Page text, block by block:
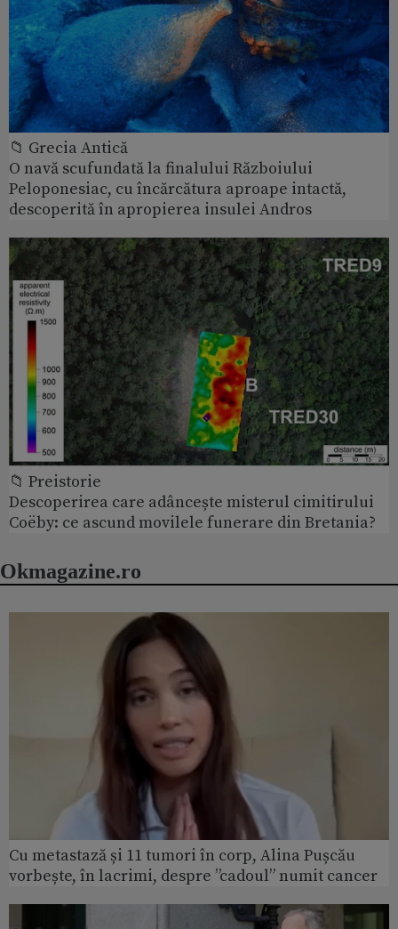
📁 Grecia Antică
O navă scufundată la finalului Războiului
Peloponesiac, cu încărcătura aproape intactă,
descoperită în apropierea insulei Andros
📁 Preistorie
Descoperirea care adâncește misterul cimitirului
Coëby: ce ascund movilele funerare din Bretania?
Okmagazine.ro
Cu metastază și 11 tumori în corp, Alina Pușcău
vorbește, în lacrimi, despre ”cadoul” numit cancer